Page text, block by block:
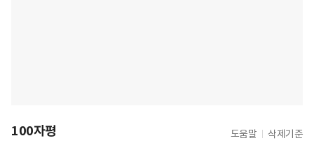
100자평 도움말 삭제기준